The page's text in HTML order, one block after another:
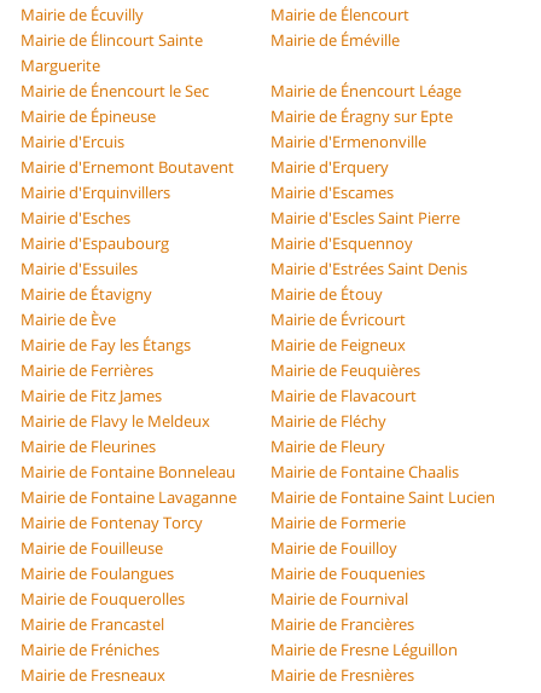
Mairie de Écuvilly
Mairie de Élencourt
Mairie de Élincourt Sainte
Marguerite
Mairie de Éméville
Mairie de Énencourt le Sec
Mairie de Énencourt Léage
Mairie de Épineuse
Mairie de Éragny sur Epte
Mairie d'Ercuis
Mairie d'Ermenonville
Mairie d'Ernemont Boutavent
Mairie d'Erquery
Mairie d'Erquinvillers
Mairie d'Escames
Mairie d'Esches
Mairie d'Escles Saint Pierre
Mairie d'Espaubourg
Mairie d'Esquennoy
Mairie d'Essuiles
Mairie d'Estrées Saint Denis
Mairie de Étavigny
Mairie de Étouy
Mairie de Ève
Mairie de Évricourt
Mairie de Fay les Étangs
Mairie de Feigneux
Mairie de Ferrières
Mairie de Feuquières
Mairie de Fitz James
Mairie de Flavacourt
Mairie de Flavy le Meldeux
Mairie de Fléchy
Mairie de Fleurines
Mairie de Fleury
Mairie de Fontaine Bonneleau
Mairie de Fontaine Chaalis
Mairie de Fontaine Lavaganne
Mairie de Fontaine Saint Lucien
Mairie de Fontenay Torcy
Mairie de Formerie
Mairie de Fouilleuse
Mairie de Fouilloy
Mairie de Foulangues
Mairie de Fouquenies
Mairie de Fouquerolles
Mairie de Fournival
Mairie de Francastel
Mairie de Francières
Mairie de Fréniches
Mairie de Fresne Léguillon
Mairie de Fresneaux
Mairie de Fresnières